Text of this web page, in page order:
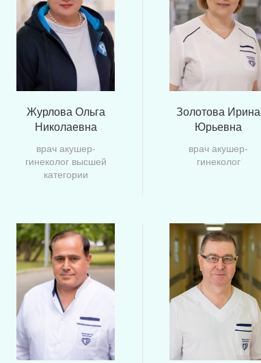
Журлова Ольга
Николаевна
врач акушер-
гинеколог высшей
категории
Золотова Ирина
Юрьевна
врач акушер-
гинеколог